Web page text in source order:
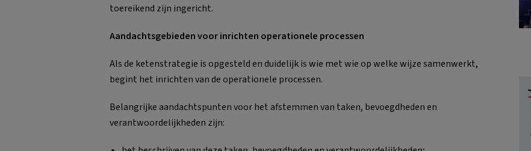
toereikend zijn ingericht.
Aandachtsgebieden voor inrichten operationele processen
Als de ketenstrategie is opgesteld en duidelijk is wie met wie op welke wijze samenwerkt,
begint het inrichten van de operationele processen.
Belangrijke aandachtspunten voor het afstemmen van taken, bevoegdheden en
verantwoordelijkheden zijn: